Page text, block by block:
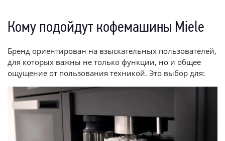
Кому подойдут кофемашины Miele
Бренд ориентирован на взыскательных пользователей,
для которых важны не только функции, но и общее
ощущение от пользования техникой. Это выбор для: